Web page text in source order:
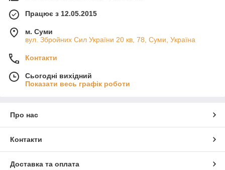
Працює з 12.05.2015
м. Суми
вул. Збройних Сил України 20 кв, 78, Суми, Україна
Контакти
Сьогодні вихідний
Показати весь графік роботи
Про нас
Контакти
Доставка та оплата